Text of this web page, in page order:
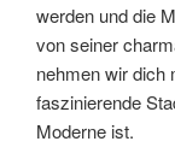
werden und die
von seiner
nehmen wir dich
faszinierende
Moderne ist.